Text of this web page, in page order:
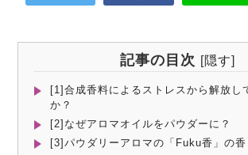
記事の目次 [隠す]
[1]合成香料によるストレスから解放し
か？
[2]なぜアロマオイルをパウダーに？
[3]パウダリーアロマの「Fuku香」の